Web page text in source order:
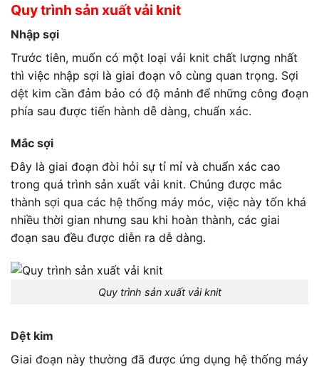
Quy trình sản xuất vải knit
Nhập sợi
Trước tiên, muốn có một loại vải knit chất lượng nhất
thì việc nhập sợi là giai đoạn vô cùng quan trọng. Sợi
dệt kim cần đảm bảo có độ mảnh để những công đoạn
phía sau được tiến hành dễ dàng, chuẩn xác.
Mắc sợi
Đây là giai đoạn đòi hỏi sự tỉ mỉ và chuẩn xác cao
trong quá trình sản xuất vải knit. Chúng được mắc
thành sợi qua các hệ thống máy móc, việc này tốn khá
nhiều thời gian nhưng sau khi hoàn thành, các giai
đoạn sau đều được diễn ra dễ dàng.
Quy trình sản xuất vải knit
Dệt kim
Giai đoạn này thường đã được ứng dụng hệ thống máy